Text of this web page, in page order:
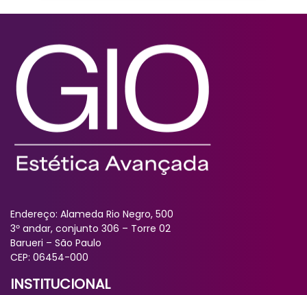
Endereço: Alameda Rio Negro, 500
3º andar, conjunto 306 – Torre 02
Barueri – São Paulo
CEP: 06454-000
INSTITUCIONAL